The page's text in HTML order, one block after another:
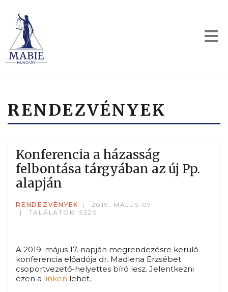
RENDEZVÉNYEK
Konferencia a házasság
felbontása tárgyában az új Pp.
alapján
RENDEZVÉNYEK
2019. MÁJUS 07
TALÁLATOK: 5220
A 2019. május 17. napján megrendezésre kerülő
konferencia előadója dr. Madlena Erzsébet
csoportvezető-helyettes bíró lesz. Jelentkezni
ezen a linken lehet.